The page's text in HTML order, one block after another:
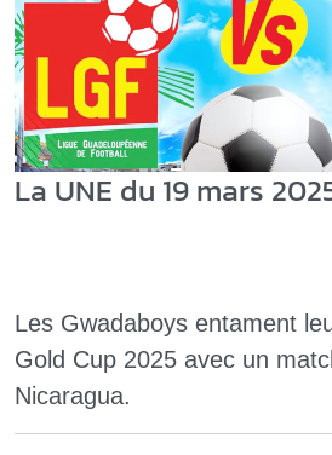
La UNE du 19 mars
Les Gwadaboys entament
Gold Cup 2025 avec un
Nicaragua.